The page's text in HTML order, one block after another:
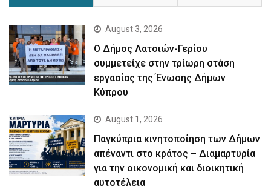
August 3, 2026
Ο Δήμος Λατσιών-Γερίου
συμμετείχε στην τρίωρη στάση
εργασίας της Ένωσης Δήμων
Κύπρου
August 1, 2026
Παγκύπρια κινητοποίηση των Δήμων
απέναντι στο κράτος – Διαμαρτυρία
για την οικονομική και διοικητική
αυτοτέλεια